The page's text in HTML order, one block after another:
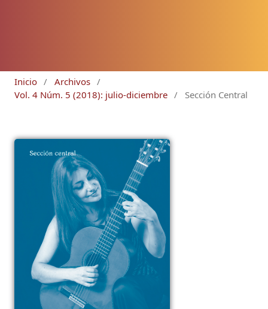
Inicio / Archivos /
Vol. 4 Núm. 5 (2018): julio-diciembre / Sección Central